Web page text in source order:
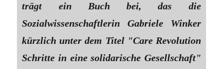
trägt ein Buch bei, das die
Sozialwissenschaftlerin Gabriele Winker
kürzlich unter dem Titel "Care Revolution
Schritte in eine solidarische Gesellschaft"